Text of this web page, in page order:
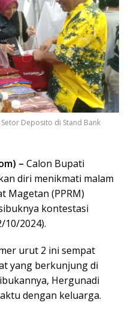
Deposito di Stand Bank
– Calon Bupati
diri menikmati malam
Magetan (PPRM)
kontestasi
10/2024).
urut 2 ini sempat
yang berkunjung di
Hergunadi
dengan keluarga.